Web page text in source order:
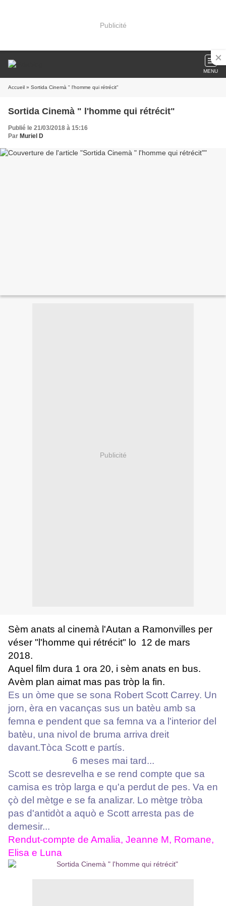
Publicité
MENU
Accueil » Sortida Cinemà " l'homme qui rétrécit"
Sortida Cinemà " l'homme qui rétrécit"
Publié le 21/03/2018 à 15:16
Par Muriel D
Publicité
Sèm anats al cinemà l'Autan a Ramonvilles per
véser "l'homme qui rétrécit" lo 12 de mars
2018.
Aquel film dura 1 ora 20, i sèm anats en bus.
Avèm plan aimat mas pas tròp la fin.
Es un òme que se sona Robert Scott Carrey. Un
jorn, èra en vacanças sus un batèu amb sa
femna e pendent que sa femna va a l'interior del
batèu, una nivol de bruma arriva dreit
davant.Tòca Scott e partís.
6 meses mai tard...
Scott se desrevelha e se rend compte que sa
camisa es tròp larga e qu'a perdut de pes. Va en
çò del mètge e se fa analizar. Lo mètge tròba
pas d'antidòt a aquò e Scott arresta pas de
demesir...
Rendut-compte de Amalia, Jeanne M, Romane,
Elisa e Luna